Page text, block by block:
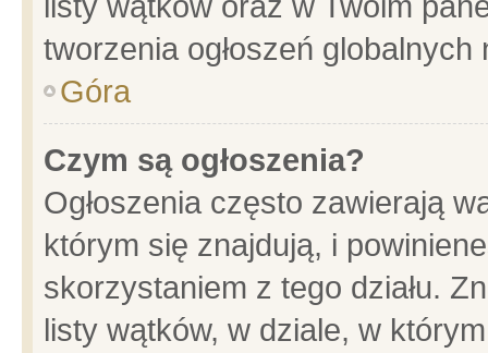
tworzenia ogłoszeń
Góra
Czym są ogłoszenia?
Ogłoszenia często zawierają
którym się znajdują, i
skorzystaniem z tego działu.
listy wątków, w dziale, w